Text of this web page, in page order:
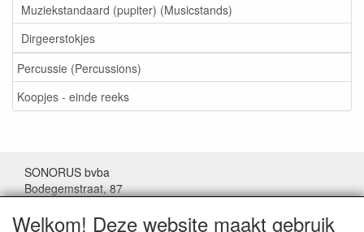
Muziekstandaard (pupiter) (Musicstands)
Dirgeerstokjes
Percussie (Percussions)
Koopjes - einde reeks
SONORUS bvba
Bodegemstraat, 87
België
Welkom! Deze website maakt gebruik